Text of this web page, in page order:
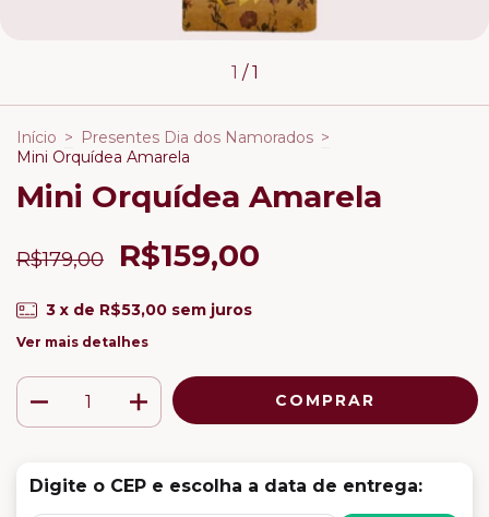
1 /1
Início > Presentes Dia dos Namorados >
Mini Orquídea Amarela
Mini Orquídea Amarela
R$179,00 R$159,00
3 x de R$53,00 sem juros
Ver mais detalhes
Digite o CEP e escolha a data de entrega: